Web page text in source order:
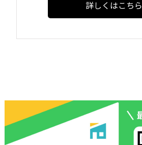
詳しくはこちら